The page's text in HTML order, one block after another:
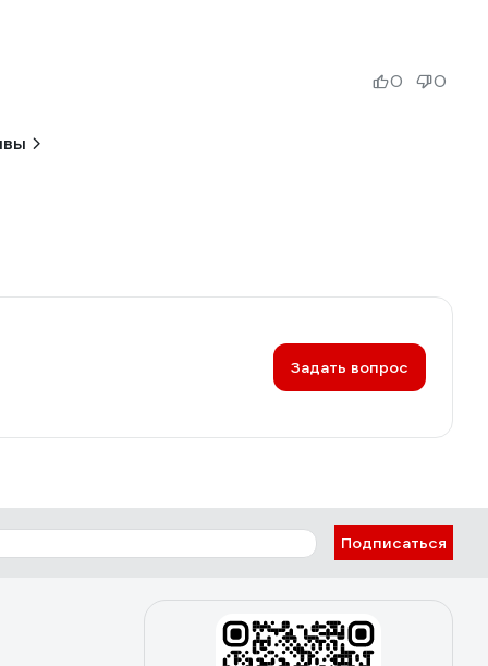
0 0
Задать вопрос
Подписаться